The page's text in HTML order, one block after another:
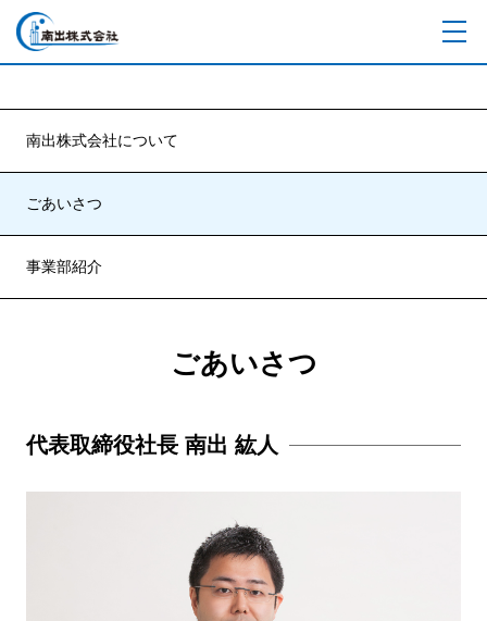
ごあいさつ
代表取締役社長 南出 紘人
南出株式会社について
ごあいさつ
事業部紹介